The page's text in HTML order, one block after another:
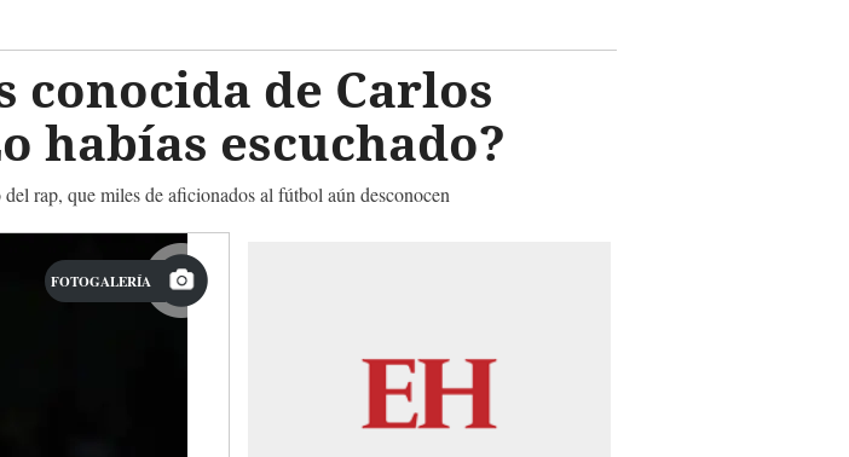
conocida de Carlos
habías escuchado?
rap, que miles de aficionados al fútbol aún desconocen
FOTOGALERÍA